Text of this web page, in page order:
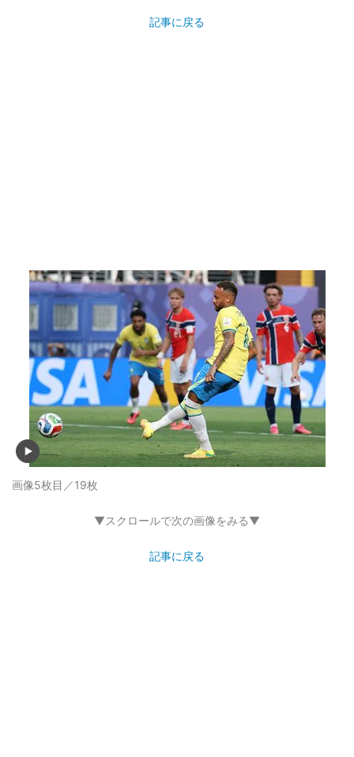
記事に戻る
画像5枚目／19枚
▼スクロールで次の画像をみる▼
記事に戻る